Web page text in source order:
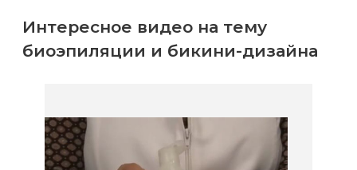
Интересное видео на тему
биоэпиляции и бикини-дизайна